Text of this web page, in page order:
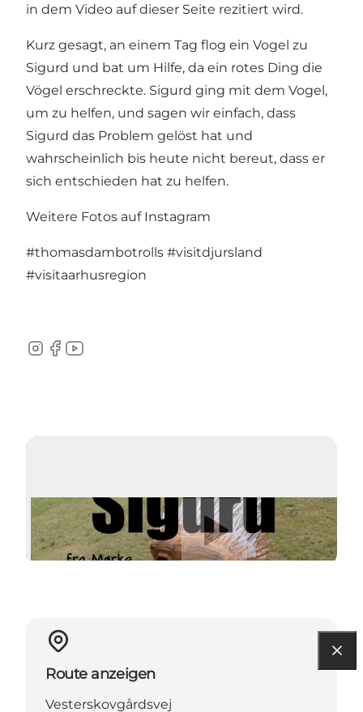
in dem Video aufdieser Seite rezitiert wird.
Kurz gesagt, an einem Tag flog ein Vogel zu
Sigurd und bat um Hilfe, da ein rotes Ding die
Vögel erschreckte. Sigurd ging mit dem Vogel,
um zu helfen, und sagen wir einfach, dass
Sigurd das Problem gelöst hat und
wahrscheinlich bis heute nicht bereut, dass er
sich entschieden hat zu helfen.
Weitere Fotos auf Instagram
#thomasdambotrolls #visitdjursland
#visitaarhusregion
Instagram
Facebook
YouTube
Video abspielen
Route anzeigen
Vesterskovgårdsvej